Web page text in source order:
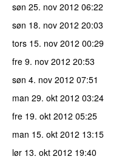
søn 25. nov 2012 06:22
søn 18. nov 2012 20:03
tors 15. nov 2012 00:29
fre 9. nov 2012 20:53
søn 4. nov 2012 07:51
man 29. okt 2012 03:24
fre 19. okt 2012 05:25
man 15. okt 2012 13:15
lør 13. okt 2012 19:40